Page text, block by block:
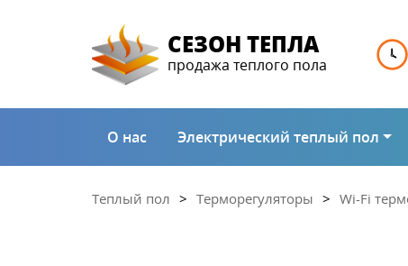
СЕЗОН ТЕПЛА
продажа теплого пола
О нас Электрический теплый пол
Теплый пол Терморегуляторы Wi-Fi